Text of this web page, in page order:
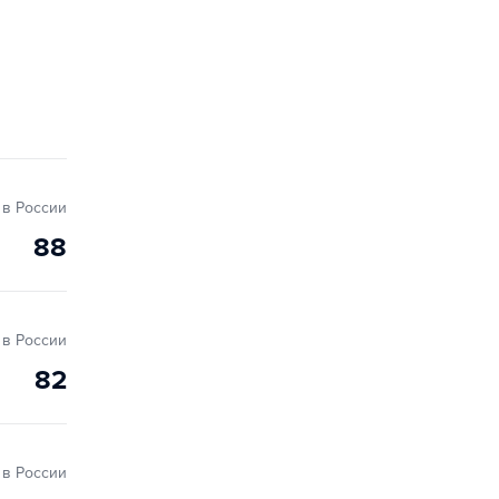
в России
88
в России
82
в России